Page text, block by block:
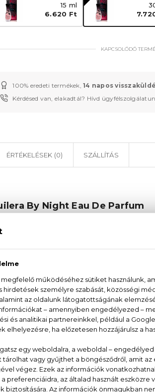
15 ml
6.620 Ft
KAPCSOLÓDÓ
100% eredeti termékek,14 napos
Kérdésed van, elakadtál? Hívd
ÉRTÉKELÉSEK (0) SZÁLLÍTÁS
By Night Eau De Parfum
aura, amit magad köré
az orientális-virágos illatcsalád
csábító és kifinomult stílusa.
szimfónia, ahol a
a főszerepet a mandula és
parfüm különleges, nőies és
fel a Christina Aguilera By
virágos illatélmény!